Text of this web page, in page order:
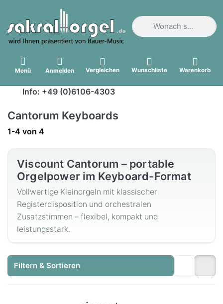
Geben Sie einen
Menü Anmelden Vergleichen Wunschliste Warenkorb
Info: +49 (0)6106-4303
Cantorum Keyboards
Suchergebnisse:
1-4 von 4
Viscount Cantorum – portable
Orgelpower im Keyboard-Format
Vollwertige Kleinorgeln mit klassischer
Registerdisposition und orchestralen
Zusatzstimmen – flexibel, kompakt und
leistungsstark.
Filtern & Sortieren